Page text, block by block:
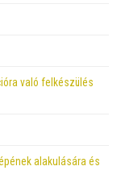
való felkészülés
alakulására és